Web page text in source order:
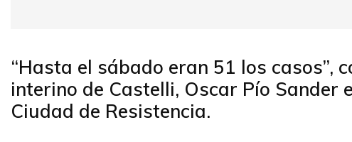
“Hasta el sábado eran 51 los casos”,
interino de Castelli, Oscar Pío Sander
Ciudad de Resistencia.